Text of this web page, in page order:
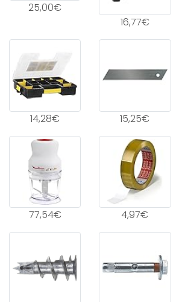
25,00€
16,77€
14,28€ 15,25€
77,54€ 4,97€